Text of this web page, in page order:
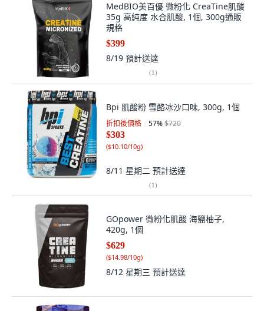
MedBIO美百優 微粉化 CreaTine肌酸
35g 高純度 水合肌酸, 1個, 300g通販
規格
$399
8/19 預計送達
(1)
Bpi 肌酸粉 雪酪冰沙口味, 300g, 1個
折扣後價格 57%$720
$303
($10.10/10g)
8/11 星期二 預計送達
(1)
GOpower 微粉化肌酸 海鹽柚子,
420g, 1個
$629
($14.98/10g)
8/12 星期三 預計送達